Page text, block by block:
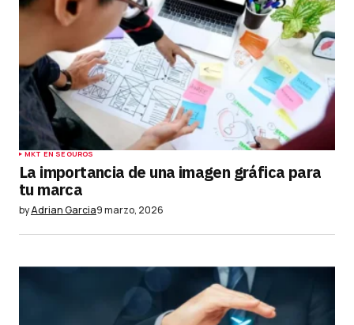
MKT EN SEGUROS
La importancia de una imagen gráfica para
tu marca
byAdrian Garcia9 marzo, 2026